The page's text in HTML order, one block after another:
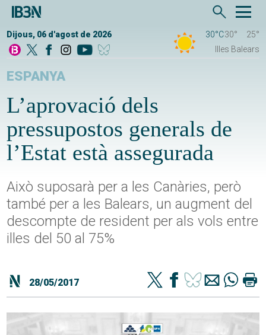
Dijous, 06 d'agost de 2026 30°C30°
25°
Illes Balears
ESPANYA
L’aprovació dels
pressupostos generals de
l’Estat està assegurada
Això suposarà per a les Canàries, però
també per a les Balears, un augment del
descompte de resident per als vols entre
illes del 50 al 75%
28/05/2017